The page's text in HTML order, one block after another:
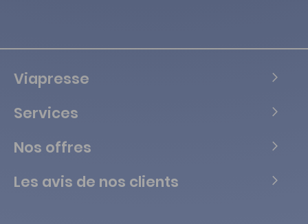
Viapresse
Services
Nos offres
Les avis de nos clients